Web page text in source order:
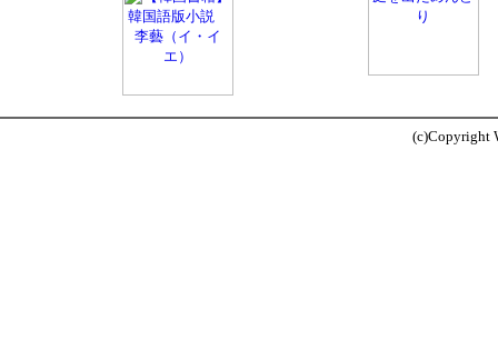
(c)Copyright